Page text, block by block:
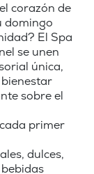
corazón de
domingo
El Spa
se unen
única,
sobre el
primer
dulces,